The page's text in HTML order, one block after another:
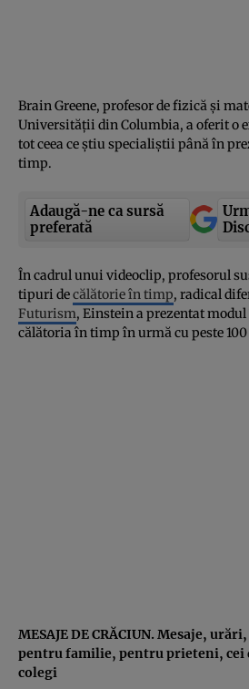
Brain Greene, profesor de fizică şi
Universităţii din Columbia, a oferit o
tot ceea ce ştiu specialiştii până în
timp.
Adaugă-ne ca sursă
preferată
În cadrul unui videoclip, profesorul
tipuri decălătorie în timp, radical
Futurism, Einstein a prezentat
călătoria în timp în urmă cu peste 100
MESAJE DE CRĂCIUN. Mesaje,
pentru familie, pentru prieteni, cei
colegi